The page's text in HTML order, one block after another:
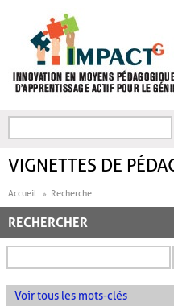
FORMULAIRE DE
VIGNETTES DE
Accueil Recherche
RECHERCHER
Voir tous les mots-clés